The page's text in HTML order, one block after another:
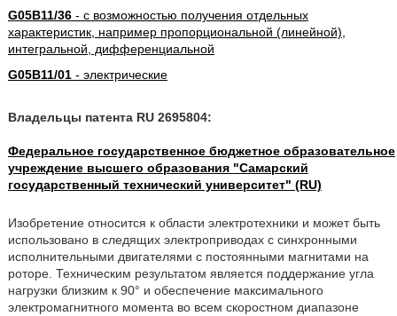
G05B11/36- с возможностью получения отдельных
характеристик, например пропорциональной (линейной),
интегральной, дифференциальной
G05B11/01- электрические
Владельцы патента RU 2695804:
Федеральное государственное бюджетное образовательное
учреждение высшего образования "Самарский
государственный технический университет" (RU)
Изобретение относится к области электротехники и может быть
использовано в следящих электроприводах с синхронными
исполнительными двигателями с постоянными магнитами на
роторе. Техническим результатом является поддержание угла
нагрузки близким к 90° и обеспечение максимального
электромагнитного момента во всем скоростном диапазоне